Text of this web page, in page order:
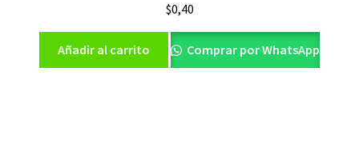
$0,40
Añadir al carrito Comprar por WhatsApp